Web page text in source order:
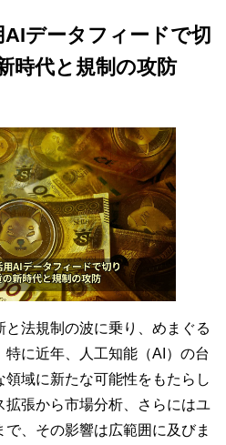
データフィードで切
時代と規制の攻防
法規制の波に乗り、めまぐる
特に近年、人工知能（AI）の台
域に新たな可能性をもたらし
張から市場分析、さらにはユ
、その影響は広範囲に及びま